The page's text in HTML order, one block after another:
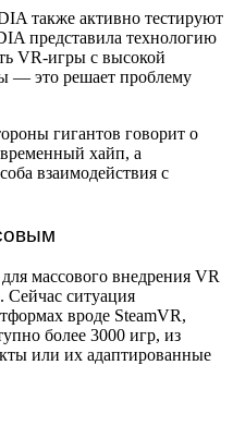
также активно тестируют
представила технологию
VR-игры с высокой
— это решает проблему
гигантов говорит о
хайп, а
взаимодействия с
массового внедрения VR
Сейчас ситуация
вроде SteamVR,
более 3000 игр, из
или их адаптированные